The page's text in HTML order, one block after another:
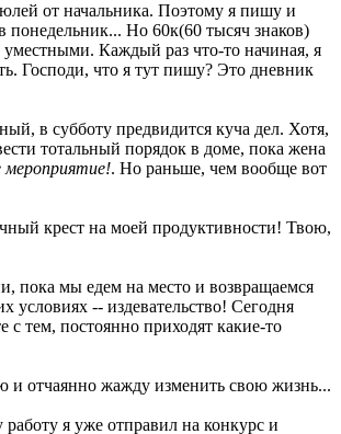
от начальника. Поэтому я пишу и
понедельник... Но 60к(60 тысяч знаков)
уместными. Каждый раз что-то начиная, я
Господи, что я тут пишу? Это дневник
в субботу предвидится куча дел. Хотя,
тотальный порядок в доме, пока жена
мероприятие!. Но раньше, чем вообще вот
крест на моей продуктивности! Твою,
пока мы едем на место и возвращаемся
условиях -- издевательство! Сегодня
с тем, постоянно приходят какие-то
и отчаянно жажду изменить свою жизнь...
я уже отправил на конкурс и